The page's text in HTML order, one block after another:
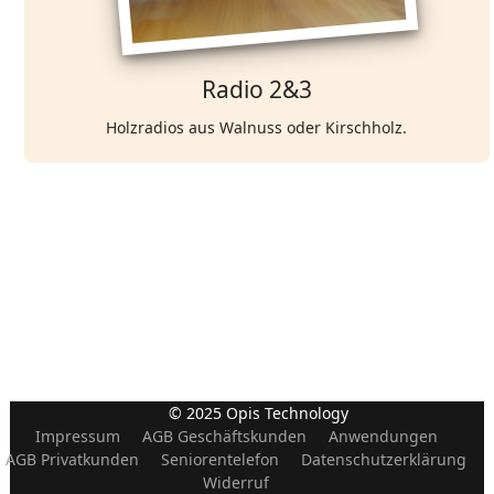
Radio 2&3
Holzradios aus Walnuss oder Kirschholz.
© 2025 Opis Technology
Impressum
AGB Geschäftskunden
Anwendungen
AGB Privatkunden
Seniorentelefon
Datenschutzerklärung
Widerruf